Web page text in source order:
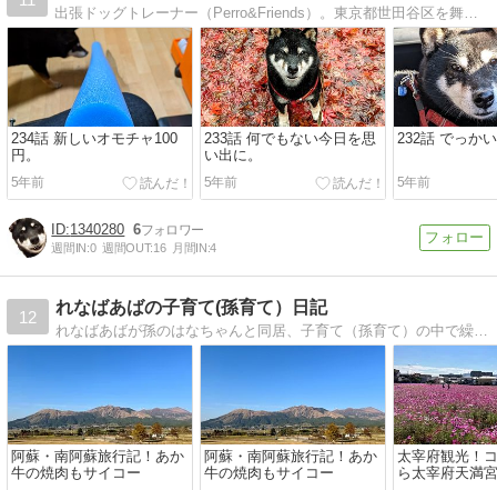
出張ドッグトレーナー（Perro&Friends）。東京都世田谷区を舞台に繰り広げる、愛犬ペロォと父さんとその家族の物語。そう誰もが主人公。はじまるよはじまるよ。
234話 新しいオモチャ100
円。
5年前
233話 何でもない今日を思
い出に。
5年前
232話 でっか
5年前
1340280 6
週間IN:0 週間OUT:16 月間IN:4
12
れなばあばの子育て(孫育て）日記
れなばあばが孫のはなちゃんと同居、子育て（孫育て）の中で繰り広げる日常
阿蘇・南阿蘇旅行記！あか
牛の焼肉もサイコー
阿蘇・南阿蘇旅行記！あか
牛の焼肉もサイコー
太宰府観光！
ら太宰府天満